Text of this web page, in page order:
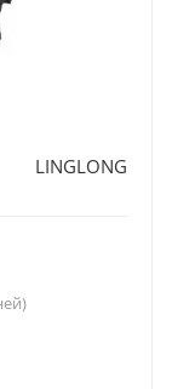
LINGLONG